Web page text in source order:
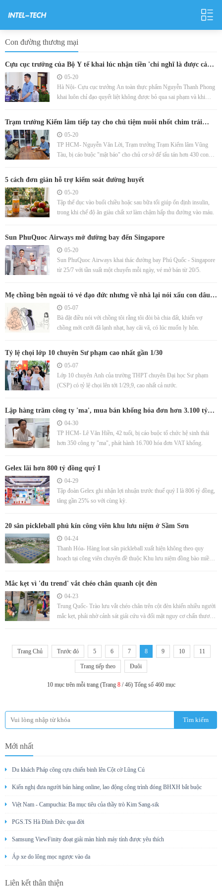
Con đường thương mại
Cựu cục trưởng của Bộ Y tế khai lúc nhận tiền 'chỉ nghĩ là được cảm
ơn'
05-20
Hà Nội- Cựu cục trưởng An toàn thực phẩm Nguyễn Thanh Phong
khai luôn chỉ đạo quyết liệt không được bỏ qua sai phạm và khi
Trạm trưởng Kiểm lâm tiếp tay cho chủ tiệm nuôi nhốt chim trái
phép
05-20
TP HCM- Nguyễn Văn Lời, Trạm trưởng Trạm Kiểm lâm Vũng
Tàu, bị cáo buộc "mật báo" cho chủ cơ sở để tẩu tán hơn 430 con
5 cách đơn giản hỗ trợ kiểm soát đường huyết
05-20
Tập thể dục vào buổi chiều hoặc sau bữa tối giúp ổn định insulin,
trong khi chế độ ăn giàu chất xơ làm chậm hấp thu đường vào máu.
Sun PhuQuoc Airways mở đường bay đến Singapore
05-20
Sun PhuQuoc Airways khai thác đường bay Phú Quốc - Singapore
từ 25/7 với tần suất một chuyến mỗi ngày, vé mở bán từ 20/5.
Mẹ chồng bên ngoài tỏ vẻ đạo đức nhưng về nhà lại nói xấu con dâu
với cả họ
05-07
Bà đặt điều nói với chồng tôi rằng tôi đòi bà chia đất, khiến vợ
chồng mới cưới đã lạnh nhạt, hay cãi vã, có lúc muốn ly hôn.
Tỷ lệ chọi lớp 10 chuyên Sư phạm cao nhất gần 1/30
05-07
Lớp 10 chuyên Anh của trường THPT chuyên Đại học Sư phạm
(CSP) có tỷ lệ chọi lên tới 1/29,9, cao nhất cả nước.
Lập hàng trăm công ty 'ma', mua bán khống hóa đơn hơn 3.100 tỷ
đồng
04-30
TP HCM- Lê Văn Hiền, 42 tuổi, bị cáo buộc tổ chức hệ sinh thái
hơn 350 công ty "ma", phát hành 16.700 hóa đơn VAT khống.
Gelex lãi hơn 800 tỷ đồng quý I
04-29
Tập đoàn Gelex ghi nhận lợi nhuận trước thuế quý I là 806 tỷ đồng,
tăng gần 25% so với cùng kỳ.
20 sân pickleball phủ kín công viên khu lưu niệm ở Sầm Sơn
04-24
Thanh Hóa- Hàng loạt sân pickleball xuất hiện không theo quy
hoạch tại công viên chuyên đề thuộc Khu lưu niệm đồng bào miền
Mắc kẹt vì 'đu trend' vắt chéo chân quanh cột đèn
04-23
Trung Quốc- Trào lưu vắt chéo chân trên cột đèn khiến nhiều người
mắc kẹt, phải nhờ cảnh sát giải cứu và đối mặt nguy cơ chấn thương
Trang Chủ Trước đó 5 6 7 8 9 10 11
Trang tiếp theo Đuôi
10 mục trên mỗi trang (Trang 8/ 46) Tổng số 460 mục
Mới nhất
Du khách Pháp cõng cựu chiến binh lên Cột cờ Lũng Cú
Kiến nghị đưa người bán hàng online, lao động công trình đóng BHXH bắt buộc
Việt Nam - Campuchia: Ba mục tiêu của thầy trò Kim Sang-sik
PGS.TS Hà Đình Đức qua đời
Samsung ViewFinity đoạt giải màn hình máy tính được yêu thích
Áp xe do lông mọc ngược vào da
Liên kết thân thiện